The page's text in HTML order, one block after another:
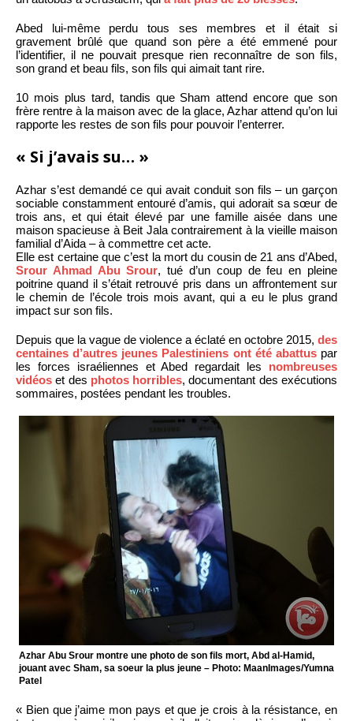
Abed lui-même perdu tous ses membres et il était si
gravement brûlé que quand son père a été emmené pour
l’identifier, il ne pouvait presque rien reconnaître de son fils,
son grand et beau fils, son fils qui aimait tant rire.
10 mois plus tard, tandis que Sham attend encore que son
frère rentre à la maison avec de la glace, Azhar attend qu’on lui
rapporte les restes de son fils pour pouvoir l’enterrer.
« Si j’avais su… »
Azhar s’est demandé ce qui avait conduit son fils – un garçon
sociable constamment entouré d’amis, qui adorait sa sœur de
trois ans, et qui était élevé par une famille aisée dans une
maison spacieuse à Beit Jala contrairement à la vieille maison
familial d’Aida – à commettre cet acte.
Elle est certaine que c’est la mort du cousin de 21 ans d’Abed,
Srour Ahmad Abu Srour, tué d’un coup de feu en pleine
poitrine quand il s’était retrouvé pris dans un affrontement sur
le chemin de l’école trois mois avant, qui a eu le plus grand
impact sur son fils.
Depuis que la vague de violence a éclaté en octobre 2015, des
centaines d’autres jeunes Palestiniens ont été abattuspar
les forces israéliennes et Abed regardait les nombreuses
vidéos et des photos horribles, documentant des exécutions
sommaires, postées pendant les troubles.
Azhar Abu Srour montre une photo de son fils mort, Abd al-Hamid,
jouant avec Sham, sa soeur la plus jeune – Photo: MaanImages/Yumna
Patel
« Bien que j’aime mon pays et que je crois à la résistance, en